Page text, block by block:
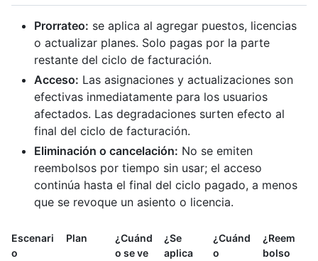
Prorrateo: se aplica al agregar puestos, licencias
o actualizar planes. Solo pagas por la parte
restante del ciclo de facturación.
Acceso: Las asignaciones y actualizaciones son
efectivas inmediatamente para los usuarios
afectados. Las degradaciones surten efecto al
final del ciclo de facturación.
Eliminación o cancelación: No se emiten
reembolsos por tiempo sin usar; el acceso
continúa hasta el final del ciclo pagado, a menos
que se revoque un asiento o licencia.
Escenari
o
Plan
¿Cuánd
o se ve
¿Se
aplica
¿Cuánd
o
¿Reem
bolso